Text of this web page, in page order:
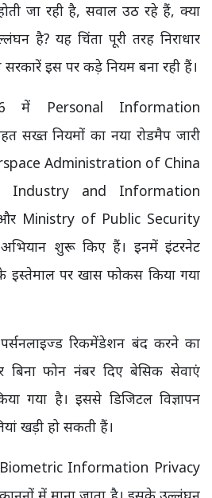
जा रही है, सवाल उठ रहे हैं, क्या
है? यह चिंता पूरी तरह निराधार
इस पर कड़े नियम बना रही हैं।
में Personal Information
सख्त नियमों का नया रोडमैप जारी
Administration of China
Industry and Information
Ministry of Public Security
शुरू किए हैं। इनमें इंटरनेट
इस्तेमाल पर खास फोकस किया गया
रिकमेंडेशन बंद करने का
फोन नंबर दिए बेसिक सेवाएं
गया है। इससे डिजिटल विज्ञापन
खड़ी हो सकती हैं।
Information Privacy